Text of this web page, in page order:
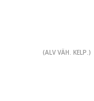
(ALV VÄH. KELP.)